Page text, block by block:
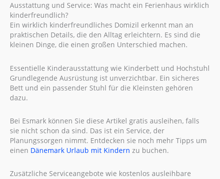
Ausstattung und Service: Was macht ein Ferienhaus wirklich
kinderfreundlich?
Ein wirklich kinderfreundliches Domizil erkennt man an
praktischen Details, die den Alltag erleichtern. Es sind die
kleinen Dinge, die einen großen Unterschied machen.
Essentielle Kinderausstattung wie Kinderbett und Hochstuhl
Grundlegende Ausrüstung ist unverzichtbar. Ein sicheres
Bett und ein passender Stuhl für die Kleinsten gehören
dazu.
Bei Esmark können Sie diese Artikel gratis ausleihen, falls
sie nicht schon da sind. Das ist ein Service, der
Planungssorgen nimmt. Entdecken sie noch mehr Tipps um
einen Dänemark Urlaub mit Kindern zu buchen.
Zusätzliche Serviceangebote wie kostenlos ausleihbare